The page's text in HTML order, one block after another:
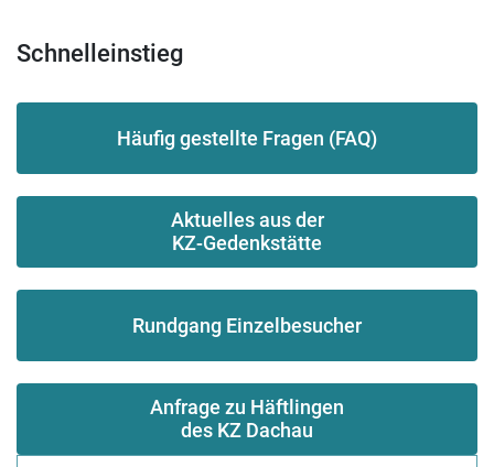
Schnelleinstieg
Häufig gestellte Fragen (FAQ)
Aktuelles aus der
KZ-Gedenkstätte
Rundgang Einzelbesucher
Anfrage zu Häftlingen
des KZ Dachau